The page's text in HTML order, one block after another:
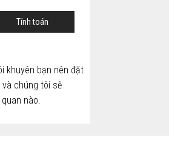
Tính toán
khuyên bạn nên đặt
và chúng tôi sẽ
nào.